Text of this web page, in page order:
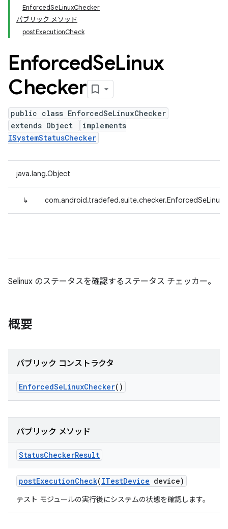
EnforcedSeLinuxChecker
パブリック メソッド
postExecutionCheck
EnforcedSeLinux
Checker
public class EnforcedSeLinuxChecker
extends Object
implements
ISystemStatusChecker
java.lang.Object
↳
Selinux のステータスを確認するステータス チェッカー。
概要
パブリック コンストラクタ
EnforcedSeLinuxChecker()
パブリック メソッド
StatusCheckerResult
postExecutionCheck(ITestDevice device)
テスト モジュールの実行後にシステムの状態を確認します。